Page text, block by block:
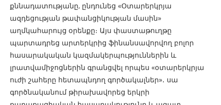
քննադատությանը, ընդունեց «Օտարերկրյա
ազդեցության թափանցիկության մասին»
աղմկահարույց օրենքը։ Այս փաստաթուղթը
պարտադրեց արտերկրից ֆինանսավորվող բոլոր
հասարակական կազմակերպություններին և
լրատվամիջոցներին գրանցվել որպես «օտարերկրյա
ուժի շահերը հետապնդող գործակալներ»․ սա
գործնականում թիրախավորեց երկրի